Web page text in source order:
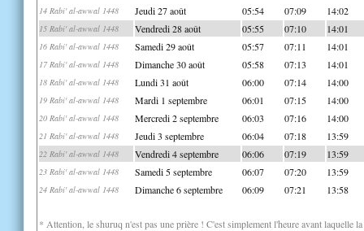
14 Rabi' al-awwal 1448 Jeudi 27 août 05:54 07:09 14:02
15 Rabi' al-awwal 1448 Vendredi 28 août 05:55 07:10 14:01
16 Rabi' al-awwal 1448 Samedi 29 août 05:57 07:11 14:01
17 Rabi' al-awwal 1448 Dimanche 30 août 05:58 07:13 14:01
18 Rabi' al-awwal 1448 Lundi 31 août 06:00 07:14 14:00
19 Rabi' al-awwal 1448 Mardi 1 septembre 06:01 07:15 14:00
20 Rabi' al-awwal 1448 Mercredi 2 septembre 06:03 07:16 14:00
21 Rabi' al-awwal 1448 Jeudi 3 septembre 06:04 07:18 13:59
22 Rabi' al-awwal 1448 Vendredi 4 septembre 06:06 07:19 13:59
23 Rabi' al-awwal 1448 Samedi 5 septembre 06:07 07:20 13:59
24 Rabi' al-awwal 1448 Dimanche 6 septembre 06:09 07:21 13:58
* Attention, le shuruq n'est pas une prière ! C'est simplement l'heure avant laquelle